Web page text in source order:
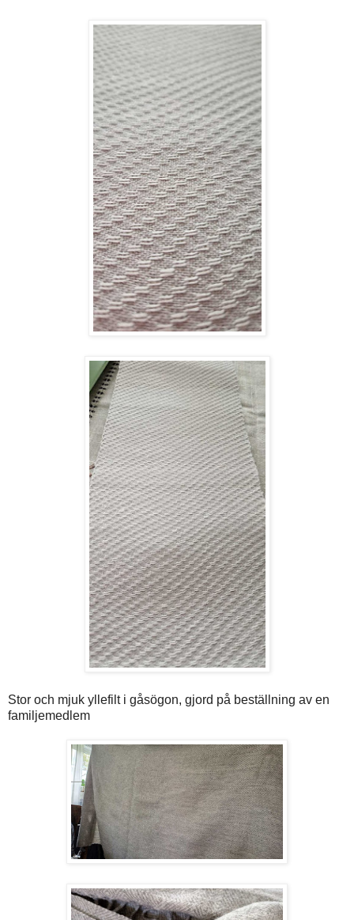
Stor och mjuk yllefilt i gåsögon, gjord på beställning av en
familjemedlem